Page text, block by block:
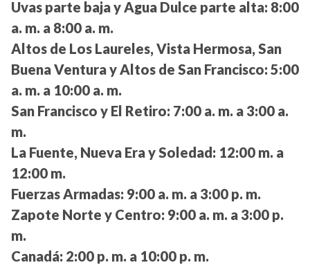
Uvas parte baja y Agua Dulce parte alta: 8:00
a. m. a 8:00 a. m.
Altos de Los Laureles, Vista Hermosa, San
Buena Ventura y Altos de San Francisco: 5:00
a. m. a 10:00 a. m.
San Francisco y El Retiro: 7:00 a. m. a 3:00 a.
m.
La Fuente, Nueva Era y Soledad: 12:00 m. a
12:00 m.
Fuerzas Armadas: 9:00 a. m. a 3:00 p. m.
Zapote Norte y Centro: 9:00 a. m. a 3:00 p.
m.
Canadá: 2:00 p. m. a 10:00 p. m.